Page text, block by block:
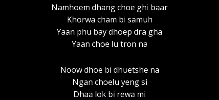
Namhoem dhang choe ghi baar
Khorwa cham bi samuh
Yaan phu bay dhoep dra gha
Yaan choe lu tron na
Noow dhoe bi dhuetshe na
Ngan choelu yeng si
Dhaa lok bi rewa mi